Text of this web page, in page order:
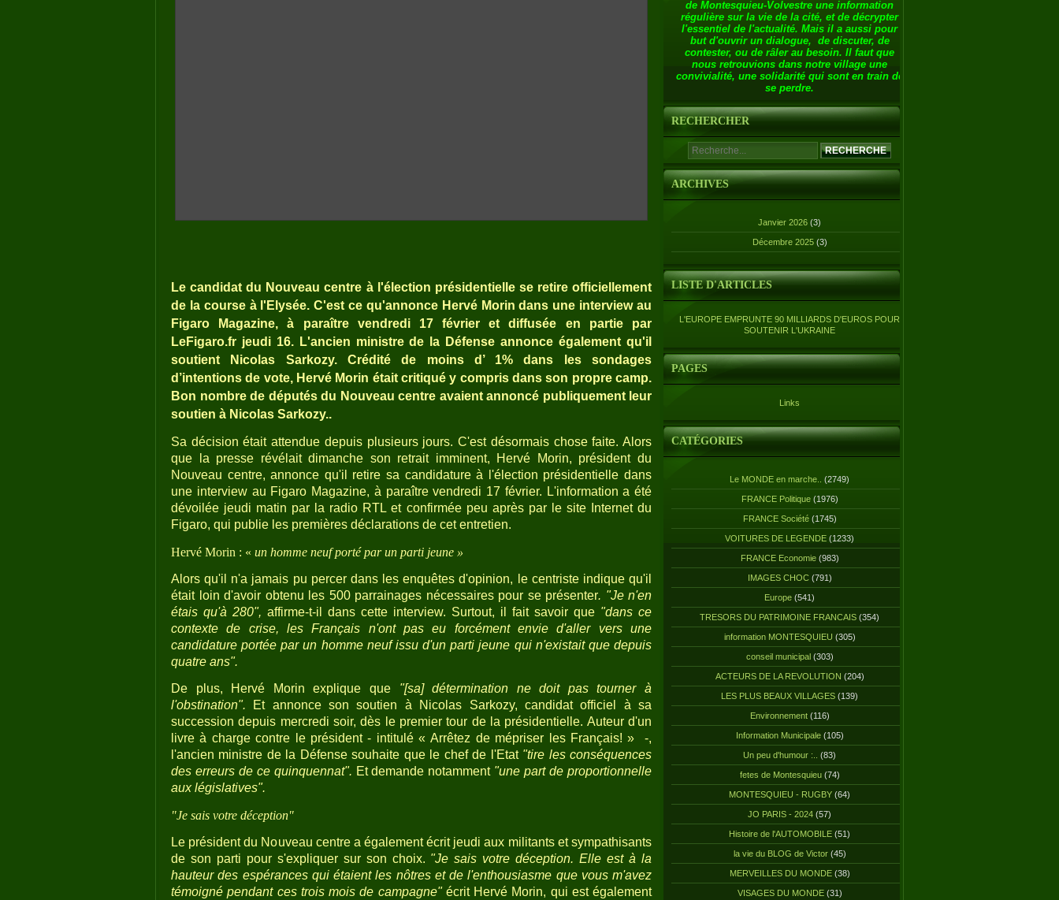
Le candidat du Nouveau centre à l'élection présidentielle se retire officiellement
de la course à l'Elysée. C'est ce qu'annonce Hervé Morin dans une interview au
Figaro Magazine, à paraître vendredi 17 février et diffusée en partie par
LeFigaro.fr jeudi 16. L'ancien ministre de la Défense annonce également qu'il
soutient Nicolas Sarkozy. Crédité de moins d’ 1% dans les sondages
d’intentions de vote, Hervé Morin était critiqué y compris dans son propre camp.
Bon nombre de députés du Nouveau centre avaient annoncé publiquement leur
soutien à Nicolas Sarkozy..
Sa décision était attendue depuis plusieurs jours. C'est désormais chose faite. Alors
que la presse révélait dimanche son retrait imminent, Hervé Morin, président du
Nouveau centre, annonce qu'il retire sa candidature à l'élection présidentielle dans
une interview au Figaro Magazine, à paraître vendredi 17 février. L'information a été
dévoilée jeudi matin par la radio RTL et confirmée peu après par le site Internet du
Figaro, qui publie les premières déclarations de cet entretien.
Hervé Morin : « un homme neuf porté par un parti jeune »
Alors qu'il n'a jamais pu percer dans les enquêtes d'opinion, le centriste indique qu'il
était loin d'avoir obtenu les 500 parrainages nécessaires pour se présenter. "Je n'en
étais qu'à 280", affirme-t-il dans cette interview. Surtout, il fait savoir que "dans ce
contexte de crise, les Français n'ont pas eu forcément envie d'aller vers une
candidature portée par un homme neuf issu d'un parti jeune qui n'existait que depuis
quatre ans".
De plus, Hervé Morin explique que "[sa] détermination ne doit pas tourner à
l'obstination". Et annonce son soutien à Nicolas Sarkozy, candidat officiel à sa
succession depuis mercredi soir, dès le premier tour de la présidentielle. Auteur d'un
livre à charge contre le président - intitulé « Arrêtez de mépriser les Français! » -,
l'ancien ministre de la Défense souhaite que le chef de l'Etat "tire les conséquences
des erreurs de ce quinquennat". Et demande notamment "une part de proportionnelle
aux législatives".
"Je sais votre déception"
Le président du Nouveau centre a également écrit jeudi aux militants et sympathisants
de son parti pour s'expliquer sur son choix. "Je sais votre déception. Elle est à la
hauteur des espérances qui étaient les nôtres et de l'enthousiasme que vous m'avez
témoigné pendant ces trois mois de campagne"écrit Hervé Morin, qui est également
de Montesquieu-Volvestre une information
régulière sur la vie de la cité, et de décrypter
l'essentiel de l'actualité. Mais il a aussi pour
but d'ouvrir un dialogue, de discuter, de
contester, ou de râler au besoin. Il faut que
nous retrouvions dans notre village une
convivialité, une solidarité qui sont en train de
se perdre.
RECHERCHER
ARCHIVES
Janvier 2026 (3)
Décembre 2025 (3)
LISTE D'ARTICLES
L'EUROPE EMPRUNTE 90 MILLIARDS D'EUROS POUR
SOUTENIR L'UKRAINE
PAGES
Links
CATÉGORIES
Le MONDE en marche.. (2749)
FRANCE Politique(1976)
FRANCE Société(1745)
VOITURES DE LEGENDE (1233)
FRANCE Economie(983)
IMAGES CHOC(791)
Europe (541)
TRESORS DU PATRIMOINE FRANCAIS (354)
information MONTESQUIEU (305)
conseil municipal(303)
ACTEURS DE LA REVOLUTION (204)
LES PLUS BEAUX VILLAGES (139)
Environnement(116)
Information Municipale(105)
Un peu d'humour :.. (83)
fetes de Montesquieu(74)
MONTESQUIEU - RUGBY (64)
JO PARIS - 2024 (57)
Histoire de l'AUTOMOBILE (51)
la vie du BLOG de Victor(45)
MERVEILLES DU MONDE(38)
VISAGES DU MONDE(31)